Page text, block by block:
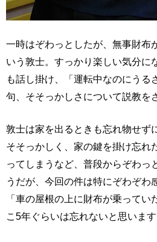
一時はぞわっとしたが、無事財布
いう敦士。すっかり楽しい気分に
も話し掛け、「運転中なのにうる
句、そそっかしさについて説教を
敦士は家を出るときも忘れ物せず
そそっかしく、家の鍵を掛け忘れ
ってしまうなど、普段からぞわっ
うだが、今回の件は特にぞわぞわ
「車の屋根の上に財布が乗ってい
こ5年ぐらいは忘れないと思いま